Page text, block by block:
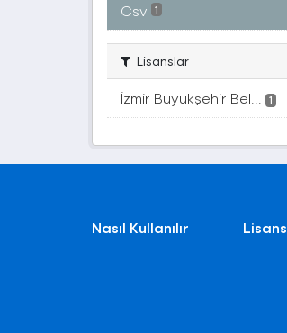
Csv 1
Lisanslar
İzmir Büyükşehir Bel... 1
Nasıl Kullanılır Lisans